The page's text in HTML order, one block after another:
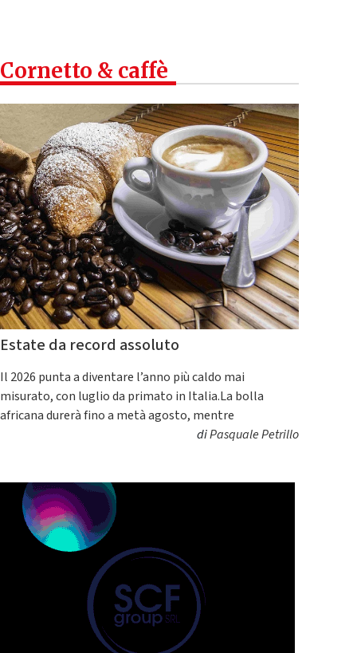
Cornetto & caffè
Estate da record assoluto
Il 2026 punta a diventare l’anno più caldo mai
misurato, con luglio da primato in Italia.La bolla
africana durerà fino a metà agosto, mentre
diPasquale Petrillo